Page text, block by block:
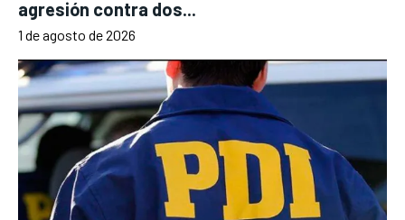
agresión contra dos...
1 de agosto de 2026